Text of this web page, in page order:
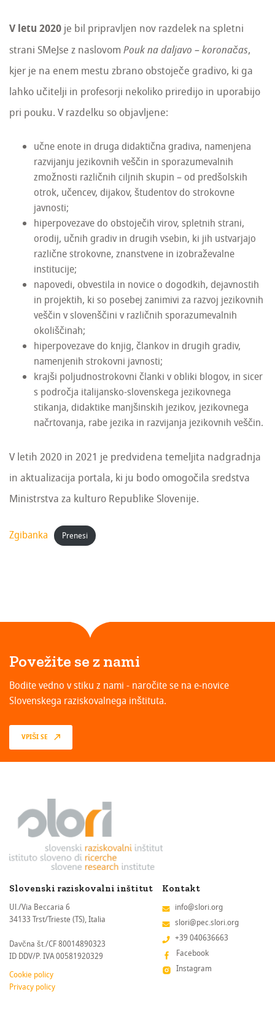
V letu 2020 je bil pripravljen nov razdelek na spletni
strani SMeJse z naslovom Pouk na daljavo – koronačas,
kjer je na enem mestu zbrano obstoječe gradivo, ki ga
lahko učitelji in profesorji nekoliko priredijo in uporabijo
pri pouku. V razdelku so objavljene:
učne enote in druga didaktična gradiva, namenjena
razvijanju jezikovnih veščin in sporazumevalnih
zmožnosti različnih ciljnih skupin – od predšolskih
otrok, učencev, dijakov, študentov do strokovne
javnosti;
hiperpovezave do obstoječih virov, spletnih strani,
orodij, učnih gradiv in drugih vsebin, ki jih ustvarjajo
različne strokovne, znanstvene in izobraževalne
institucije;
napovedi, obvestila in novice o dogodkih, dejavnostih
in projektih, ki so posebej zanimivi za razvoj jezikovnih
veščin v slovenščini v različnih sporazumevalnih
okoliščinah;
hiperpovezave do knjig, člankov in drugih gradiv,
namenjenih strokovni javnosti;
krajši poljudnostrokovni članki v obliki blogov, in sicer
s področja italijansko-slovenskega jezikovnega
stikanja, didaktike manjšinskih jezikov, jezikovnega
načrtovanja, rabe jezika in razvijanja jezikovnih veščin.
V letih 2020 in 2021 je predvidena temeljita nadgradnja
in aktualizacija portala, ki ju bodo omogočila sredstva
Ministrstva za kulturo Republike Slovenije.
Zgibanka Prenesi
Povežite se z nami
Bodite vedno v stiku z nami - naročite se na e-novice
Slovenskega raziskovalnega inštituta.
VPIŠI SE
Slovenski raziskovalni inštitut
Ul./Via Beccaria 6
34133 Trst/Trieste (TS), Italia
Davčna št./CF 80014890323
ID DDV/P. IVA 00581920329
Cookie policy
Privacy policy
Kontakt
info@slori.org
slori@pec.slori.org
+39 040636663
Facebook
Instagram